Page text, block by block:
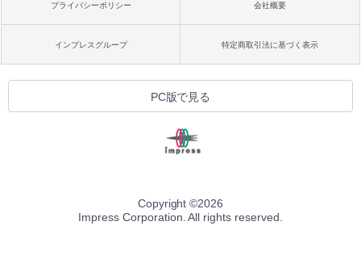
プライバシーポリシー 会社概要
インプレスグループ 特定商取引法に基づく表示
PC版で見る
Copyright ©2026
Impress Corporation. All rights reserved.